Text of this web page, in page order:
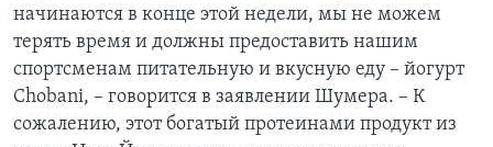
начинаются в конце этой недели, мы не можем
терять время и должны предоставить нашим
спортсменам питательную и вкусную еду – йогурт
Chobani, – говорится в заявлении Шумера. – К
сожалению, этот богатый протеинами продукт из